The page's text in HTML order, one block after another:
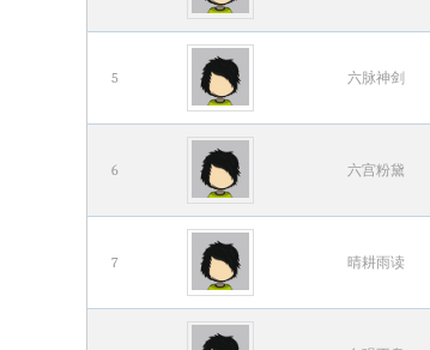
5 六脉神剑
6 六宫粉黛
7 晴耕雨读